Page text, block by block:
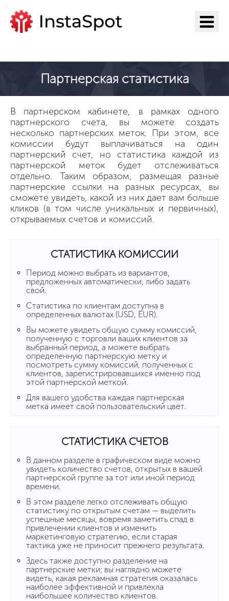
Партнерская статистика
В партнерском кабинете, в рамках одного
партнерского счета, вы можете создать
несколько партнерских меток. При этом, все
комиссии будут выплачиваться на один
партнерский счет, но статистика каждой из
партнерской меток будет отслеживаться
отдельно. Таким образом, размещая разные
партнерские ссылки на разных ресурсах, вы
сможете увидеть, какой из них дает вам больше
кликов (в том числе уникальных и первичных),
открываемых счетов и комиссий.
СТАТИСТИКА КОМИССИИ
Период можно выбрать из вариантов,
предложенных автоматически, либо задать
свой.
Статистика по клиентам доступна в
определенных валютах (USD, EUR).
Вы можете увидеть общую сумму комиссий,
полученную с торговли ваших клиентов за
выбранный период, а можете выбрать
определенную партнерскую метку и
посмотреть сумму комиссий, полученных с
клиентов, зарегистрировавшихся именно под
этой партнерской меткой.
Для вашего удобства каждая партнерская
метка имеет свой пользовательский цвет.
СТАТИСТИКА СЧЕТОВ
В данном разделе в графическом виде можно
увидеть количество счетов, открытых в вашей
партнерской группе за тот или иной период
времени.
В этом разделе легко отслеживать общую
статистику по открытым счетам — выделить
успешные месяцы, вовремя заметить спад в
привлечении клиентов и изменить
маркетинговую стратегию, если старая
тактика уже не приносит прежнего результата.
Здесь также доступно разделение на
партнерские метки; вы наглядно можете
видеть, какая рекламная стратегия оказалась
наиболее эффективной и привлекла
наибольшее количество клиентов.